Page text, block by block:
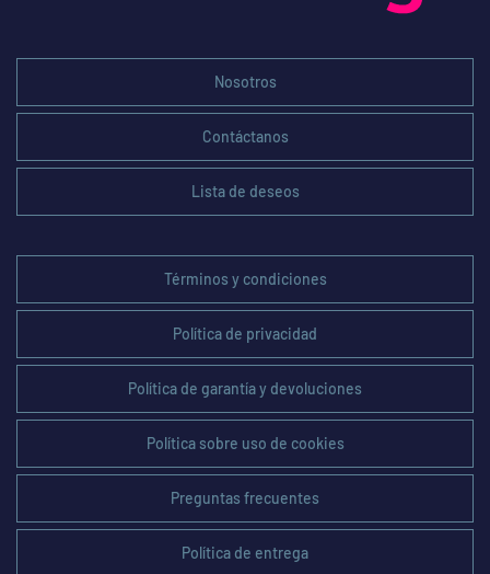
Nosotros
Contáctanos
Lista de deseos
Términos y condiciones
Política de privacidad
Política de garantía y devoluciones
Política sobre uso de cookies
Preguntas frecuentes
Política de entrega